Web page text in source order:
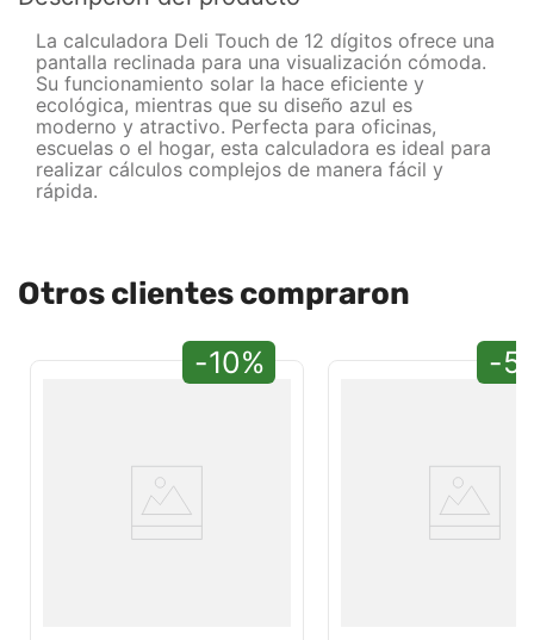
La calculadora Deli Touch de 12 dígitos ofrece una
pantalla reclinada para una visualización cómoda.
Su funcionamiento solar la hace eficiente y
ecológica, mientras que su diseño azul es
moderno y atractivo. Perfecta para oficinas,
escuelas o el hogar, esta calculadora es ideal para
realizar cálculos complejos de manera fácil y
rápida.
Otros clientes compraron
-10% -